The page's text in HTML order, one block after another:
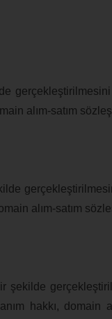
alım-satım
alım-satım
şekilde
hakkı, domain